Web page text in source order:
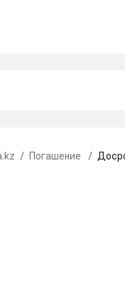
/ Погашение /